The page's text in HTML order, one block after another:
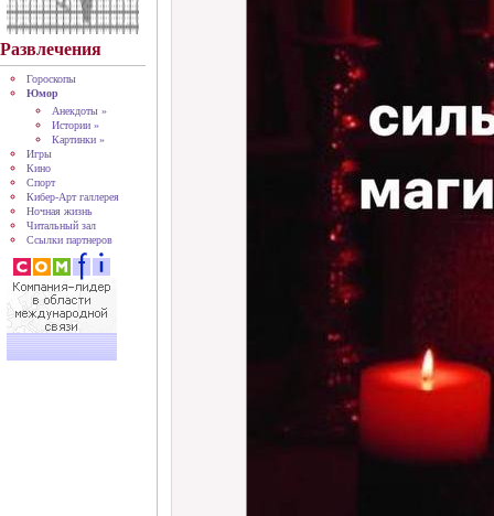
Развлечения
Гороскопы
Юмор
Анекдоты »
Истории »
Картинки »
Игры
Кино
Спорт
Кибер-Арт галлерея
Ночная жизнь
Читальный зал
Ссылки партнеров